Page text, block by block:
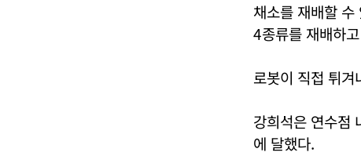
채소를 재배할
4종류를 재배하
로봇이 직접 튀겨
강희석은 연수점
에 달했다.